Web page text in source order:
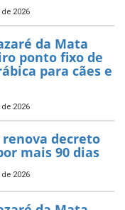
2026
da Mata
ponto fixo de
para cães e
2026
decreto
mais 90 dias
2026